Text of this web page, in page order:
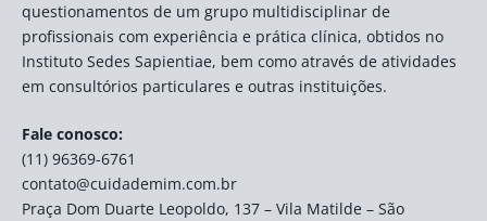
questionamentos de um grupo multidisciplinar de
profissionais com experiência e prática clínica, obtidos no
Instituto Sedes Sapientiae, bem como através de atividades
em consultórios particulares e outras instituições.
Fale conosco:
(11) 96369-6761
contato@cuidademim.com.br
Praça Dom Duarte Leopoldo, 137 – Vila Matilde – São